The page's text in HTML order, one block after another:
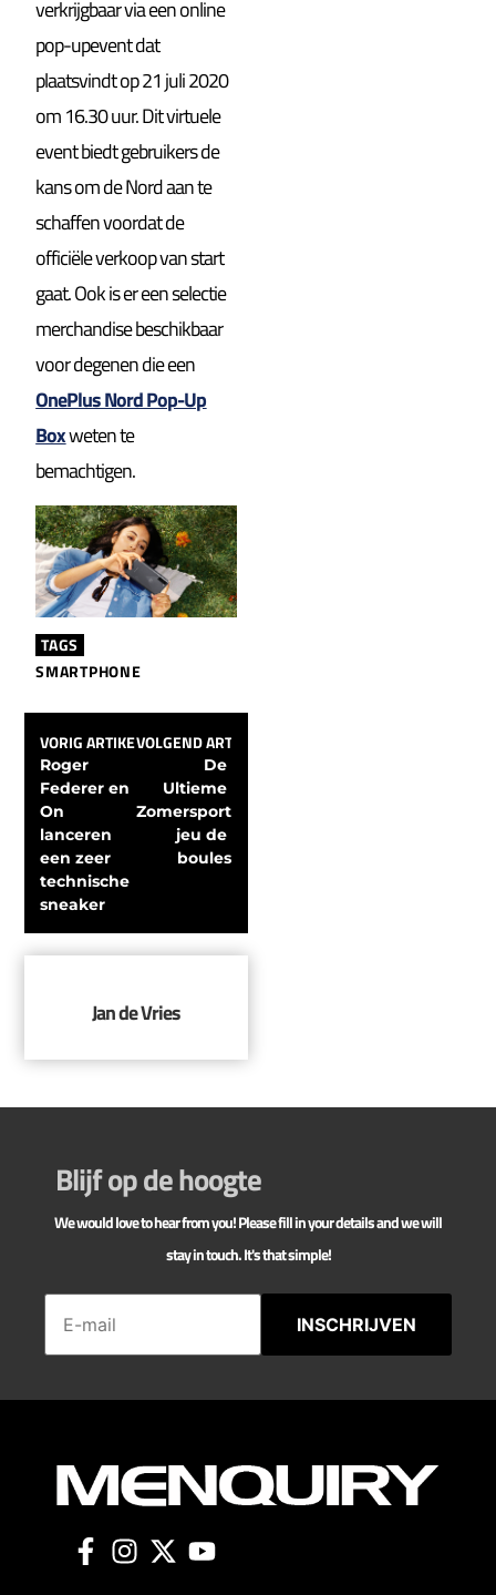
verkrijgbaar via een online
pop-upevent dat
plaatsvindt op 21 juli 2020
om 16.30 uur. Dit virtuele
event biedt gebruikers de
kans om de Nord aan te
schaffen voordat de
officiële verkoop van start
gaat. Ook is er een selectie
merchandise beschikbaar
voor degenen die een
OnePlus Nord Pop-Up
Boxweten te
bemachtigen.
TAGS
SMARTPHONE
VORIG ARTIKEL
Roger
Federer en
On
lanceren
een zeer
technische
sneaker
VOLGEND ARTIKEL
De
Ultieme
Zomersport,
jeu de
boules
Jan de Vries
Blijf op de hoogte
We would love to hear from you! Please fill in your details and we will
stay in touch. It's that simple!
INSCHRIJVEN